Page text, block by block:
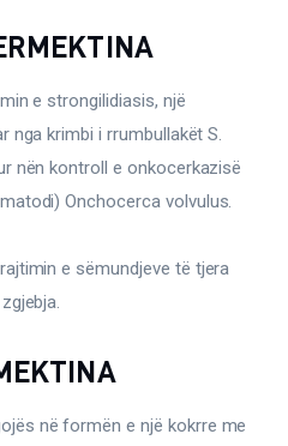
e strongilidiasis, një
nga krimbi i rrumbullakët S.
nën kontroll e onkocerkazisë
Onchocerca volvulus.
e sëmundjeve të tjera
në formën e një kokrre me